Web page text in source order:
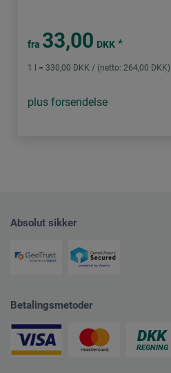
fra 33,00 DKK *
1 l = 330,00 DKK / (netto: 264,00 DKK)
plus forsendelse
Absolut sikker
Betalingsmetoder